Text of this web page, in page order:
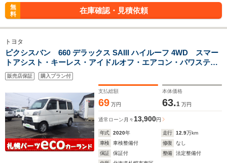
無
料
在庫確認・見積依頼
トヨタ
ピクシスバン 660 デラックス SAIII ハイルーフ 4WD スマー
トアシスト・キーレス・アイドルオフ・エアコン・パワステ・
両側スライドドアー
販売店保証 購入プラン付
支払総額
69 万円
本体価格
63.1 万円
通常ローン 月々 13,900円
年式 2020年 走行 12.9万km
車検
車検整備付 修復
なし
保証
保証付 整備
法定整備付